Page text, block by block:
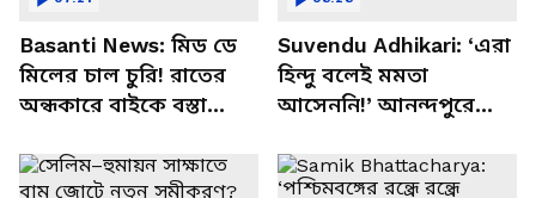
Basanti News: মিড ডে
মিলের চাল চুরি! রাতের
অন্ধকারে বাইকে বস্তা
চত্বরে তাণ্ডব
Suvendu Adhikari: ‘এরা
হিন্দু বলেই মমতা
আসেননি!’ আনন্দপুরে
খোলসা করলেন শুভেন্দু